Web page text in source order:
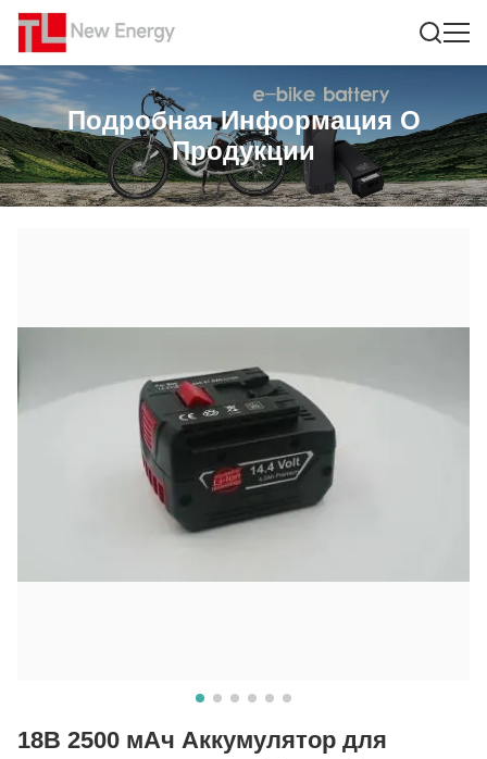
Подробная Информация О
Продукции
18В 2500 мАч Аккумулятор для